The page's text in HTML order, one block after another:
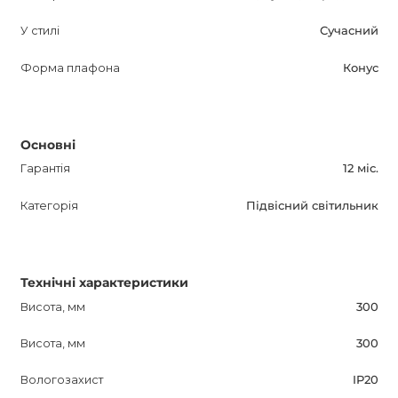
У стилі Сучасний
Форма плафона Конус
Основні
Гарантія 12 міс.
Категорія Підвісний світильник
Технічні характеристики
Висота, мм 300
Висота, мм 300
Вологозахист IP20